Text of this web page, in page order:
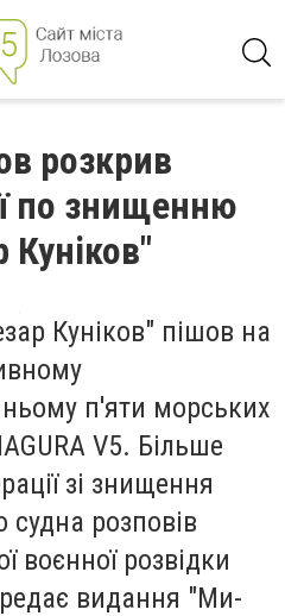
розкрив
по знищенню
Куніков"
Куніков" пішов на
п'яти морських
V5. Більше
зі знищення
судна розповів
воєнної розвідки
видання "Ми-